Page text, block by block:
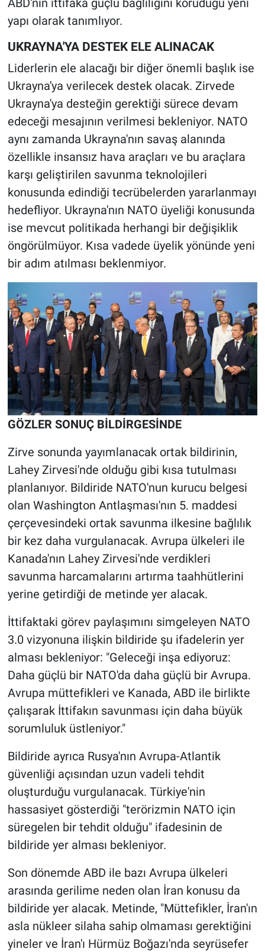
yapı olarak tanımlıyor.
UKRAYNA'YA DESTEK ELE ALINACAK
Liderlerin ele alacağı bir diğer önemli başlık ise
Ukrayna'ya verilecek destek olacak. Zirvede
Ukrayna'ya desteğin gerektiği sürece devam
edeceği mesajının verilmesi bekleniyor. NATO
aynı zamanda Ukrayna'nın savaş alanında
özellikle insansız hava araçları ve bu araçlara
karşı geliştirilen savunma teknolojileri
konusunda edindiği tecrübelerden yararlanmayı
hedefliyor. Ukrayna'nın NATO üyeliği konusunda
ise mevcut politikada herhangi bir değişiklik
öngörülmüyor. Kısa vadede üyelik yönünde yeni
bir adım atılması beklenmiyor.
GÖZLER SONUÇ BİLDİRGESİNDE
Zirve sonunda yayımlanacak ortak bildirinin,
Lahey Zirvesi'nde olduğu gibi kısa tutulması
planlanıyor. Bildiride NATO'nun kurucu belgesi
olan Washington Antlaşması'nın 5. maddesi
çerçevesindeki ortak savunma ilkesine bağlılık
bir kez daha vurgulanacak. Avrupa ülkeleri ile
Kanada'nın Lahey Zirvesi'nde verdikleri
savunma harcamalarını artırma taahhütlerini
yerine getirdiği de metinde yer alacak.
İttifaktaki görev paylaşımını simgeleyen NATO
3.0 vizyonuna ilişkin bildiride şu ifadelerin yer
alması bekleniyor: "Geleceği inşa ediyoruz:
Daha güçlü bir NATO'da daha güçlü bir Avrupa.
Avrupa müttefikleri ve Kanada, ABD ile birlikte
çalışarak İttifakın savunması için daha büyük
sorumluluk üstleniyor."
Bildiride ayrıca Rusya'nın Avrupa-Atlantik
güvenliği açısından uzun vadeli tehdit
oluşturduğu vurgulanacak. Türkiye'nin
hassasiyet gösterdiği "terörizmin NATO için
süregelen bir tehdit olduğu" ifadesinin de
bildiride yer alması bekleniyor.
Son dönemde ABD ile bazı Avrupa ülkeleri
arasında gerilime neden olan İran konusu da
bildiride yer alacak. Metinde, "Müttefikler, İran'ın
asla nükleer silaha sahip olmaması gerektiğini
yineler ve İran'ı Hürmüz Boğazı'nda seyrüsefer